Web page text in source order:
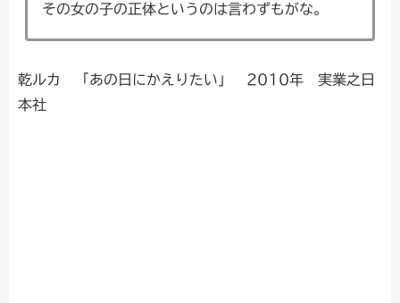
その女の子の正体というのは言わずもがな。
乾ルカ 「あの日にかえりたい」 2010年 実業之日
本社